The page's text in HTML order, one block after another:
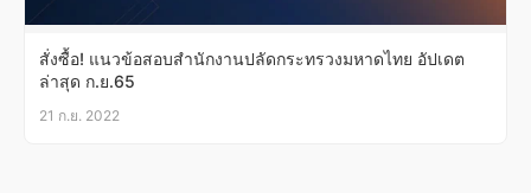
สั่งซื้อ! แนวข้อสอบสำนักงานปลัดกระทรวงมหาดไทย อัปเดต
ล่าสุด ก.ย.65
21 ก.ย. 2022